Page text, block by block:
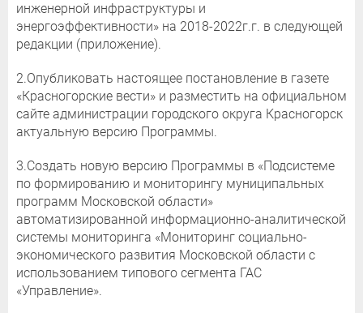
инженерной инфраструктуры и
энергоэффективности» на 2018-2022г.г. в следующей
редакции (приложение).
2.Опубликовать настоящее постановление в газете
«Красногорские вести» и разместить на официальном
сайте администрации городского округа Красногорск
актуальную версию Программы.
3.Создать новую версию Программы в «Подсистеме
по формированию и мониторингу муниципальных
программ Московской области»
автоматизированной информационно-аналитической
системы мониторинга «Мониторинг социально-
экономического развития Московской области с
использованием типового сегмента ГАС
«Управление».